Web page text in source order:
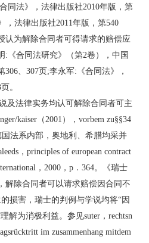
同法》，法律出版社2010年版，第
，法律出版社2011年版，第540
认为解除合同者可得请求的赔偿应
:《合同法研究》（第2卷），中国
306、307页;李永军:《合同法》，
。
及法律实务均认可解除合同者可主
kaiser（2001），vorbem zu§§34
法系内部，奥地利、希腊均采并
，principles of european contract
，2000，p．364。《瑞士
解除合同者可以请求赔偿因合同不
损害，瑞士的判例与学说均将“因
解为消极利益。参见suter，rechtsn
im zusammenhang mitdem